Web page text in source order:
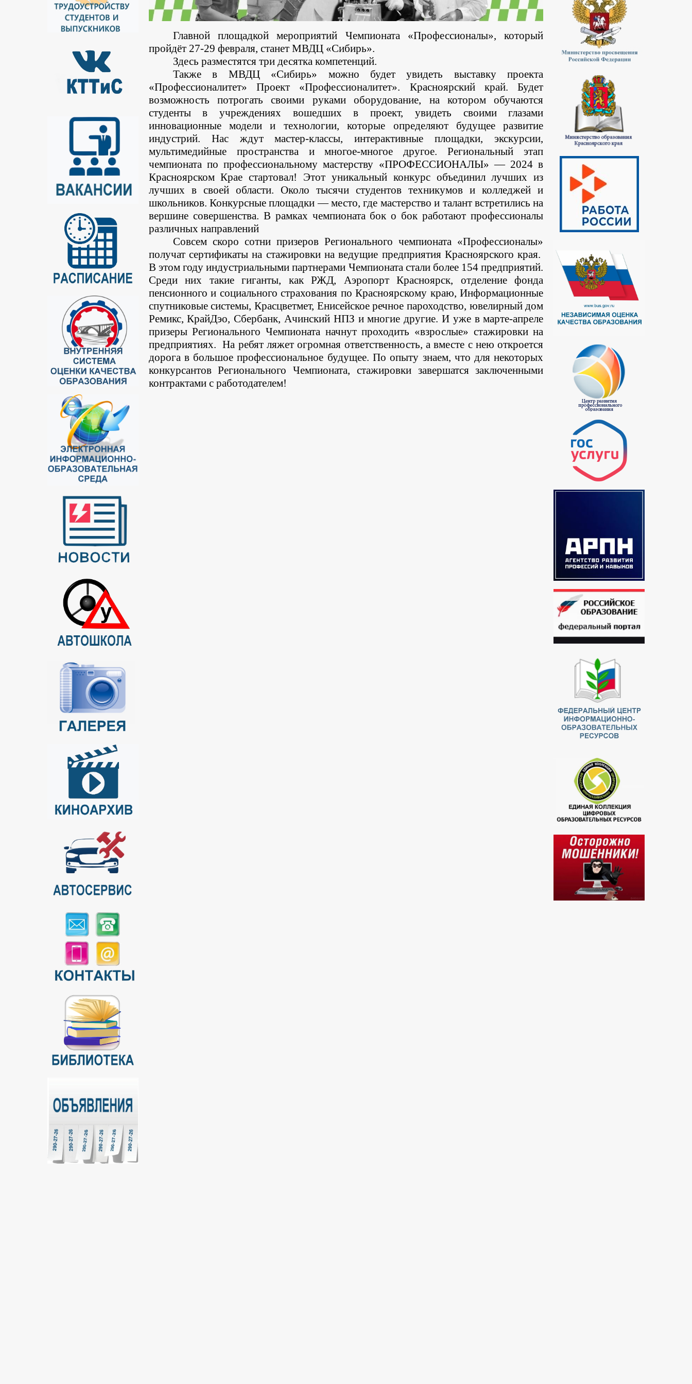
Главной площадкой мероприятий Чемпионата «Профессионалы», который
пройдёт 27-29 февраля, станет МВДЦ «Сибирь».
Здесь разместятся три десятка компетенций.
Также в МВДЦ «Сибирь» можно будет увидеть выставку проекта
«Профессионалитет» Проект «Профессионалитет». Красноярский край. Будет
возможность потрогать своими руками оборудование, на котором обучаются
студенты в учреждениях вошедших в проект, увидеть своими глазами
инновационные модели и технологии, которые определяют будущее развитие
индустрий. Нас ждут мастер-классы, интерактивные площадки, экскурсии,
мультимедийные пространства и многое-многое другое. Региональный этап
чемпионата по профессиональному мастерству «ПРОФЕССИОНАЛЫ» — 2024 в
Красноярском Крае стартовал! Этот уникальный конкурс объединил лучших из
лучших в своей области. Около тысячи студентов техникумов и колледжей и
школьников. Конкурсные площадки — место, где мастерство и талант встретились на
вершине совершенства. В рамках чемпионата бок о бок работают профессионалы
различных направлений
Совсем скоро сотни призеров Регионального чемпионата «Профессионалы»
получат сертификаты на стажировки на ведущие предприятия Красноярского края.
В этом году индустриальными партнерами Чемпионата стали более 154 предприятий.
Среди них такие гиганты, как РЖД, Аэропорт Красноярск, отделение фонда
пенсионного и социального страхования по Красноярскому краю, Информационные
спутниковые системы, Красцветмет, Енисейское речное пароходство, ювелирный дом
Ремикс, КрайДэо, Сбербанк, Ачинский НПЗ и многие другие. И уже в марте-апреле
призеры Регионального Чемпионата начнут проходить «взрослые» стажировки на
предприятиях. На ребят ляжет огромная ответственность, а вместе с нею откроется
дорога в большое профессиональное будущее. По опыту знаем, что для некоторых
конкурсантов Регионального Чемпионата, стажировки завершатся заключенными
контрактами с работодателем!